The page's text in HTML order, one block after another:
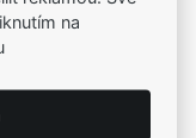
šperkům
na